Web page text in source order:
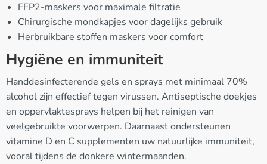
FFP2-maskers voor maximale filtratie
Chirurgische mondkapjes voor dagelijks gebruik
Herbruikbare stoffen maskers voor comfort
Hygiëne en immuniteit
Handdesinfecterende gels en sprays met minimaal 70%
alcohol zijn effectief tegen virussen. Antiseptische doekjes
en oppervlaktesprays helpen bij het reinigen van
veelgebruikte voorwerpen. Daarnaast ondersteunen
vitamine D en C supplementen uw natuurlijke immuniteit,
vooral tijdens de donkere wintermaanden.